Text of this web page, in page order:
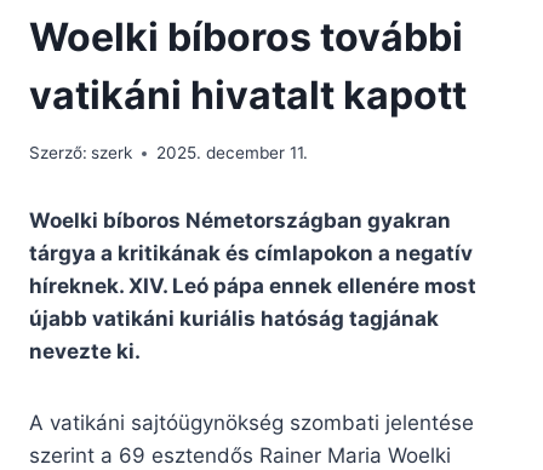
Woelki bíboros további
vatikáni hivatalt kapott
Szerző: szerk 2025. december 11.
Woelki bíboros Németországban gyakran
tárgya a kritikának és címlapokon a negatív
híreknek. XIV. Leó pápa ennek ellenére most
újabb vatikáni kuriális hatóság tagjának
nevezte ki.
A vatikáni sajtóügynökség szombati jelentése
szerint a 69 esztendős Rainer Maria Woelki